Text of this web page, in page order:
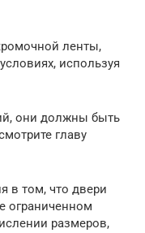
ленты,
используя
они должны быть
главу
в том, что двери
ограниченном
размеров,